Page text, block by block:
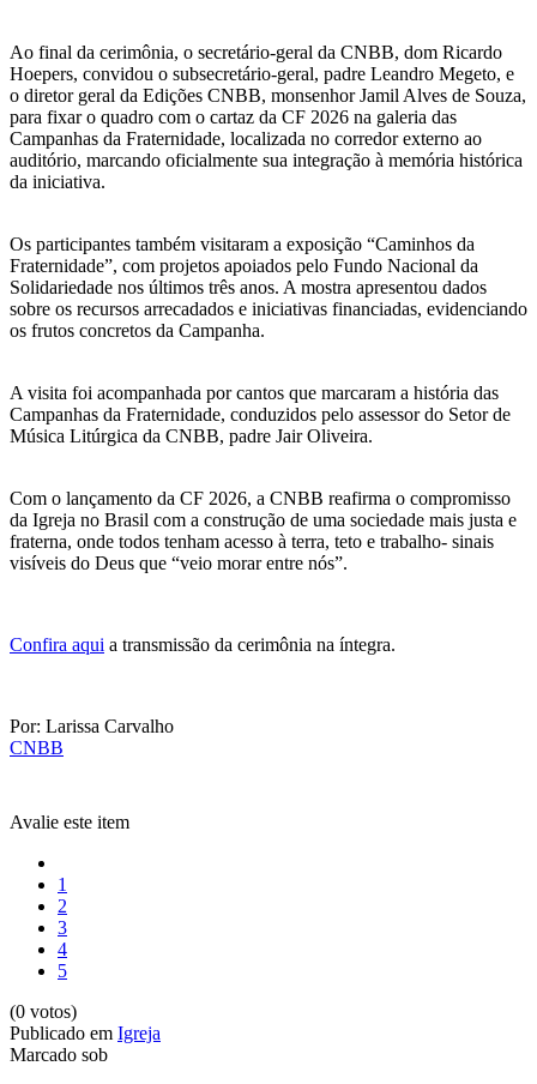
Ao final da cerimônia, o secretário-geral da CNBB, dom Ricardo
Hoepers, convidou o subsecretário-geral, padre Leandro Megeto, e
o diretor geral da Edições CNBB, monsenhor Jamil Alves de Souza,
para fixar o quadro com o cartaz da CF 2026 na galeria das
Campanhas da Fraternidade, localizada no corredor externo ao
auditório, marcando oficialmente sua integração à memória histórica
da iniciativa.
Os participantes também visitaram a exposição “Caminhos da
Fraternidade”, com projetos apoiados pelo Fundo Nacional da
Solidariedade nos últimos três anos. A mostra apresentou dados
sobre os recursos arrecadados e iniciativas financiadas, evidenciando
os frutos concretos da Campanha.
A visita foi acompanhada por cantos que marcaram a história das
Campanhas da Fraternidade, conduzidos pelo assessor do Setor de
Música Litúrgica da CNBB, padre Jair Oliveira.
Com o lançamento da CF 2026, a CNBB reafirma o compromisso
da Igreja no Brasil com a construção de uma sociedade mais justa e
fraterna, onde todos tenham acesso à terra, teto e trabalho- sinais
visíveis do Deus que “veio morar entre nós”.
Confira aqui a transmissão da cerimônia na íntegra.
Por: Larissa Carvalho
CNBB
Avalie este item
1
2
3
4
5
(0 votos)
Publicado em Igreja
Marcado sob